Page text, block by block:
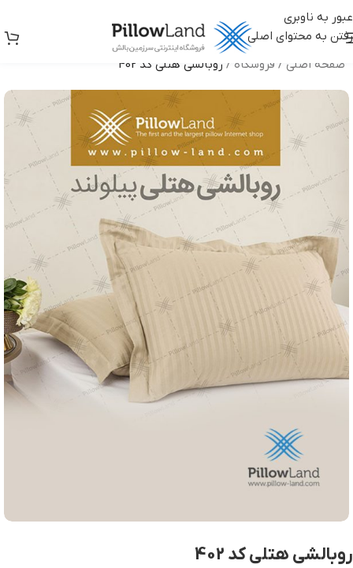
عبور به ناوبری
رفتن به محتوای اصلی
صفحه اصلی / فروشگاه / روبالشی هتلی کد 402
روبالشی هتلی کد 402